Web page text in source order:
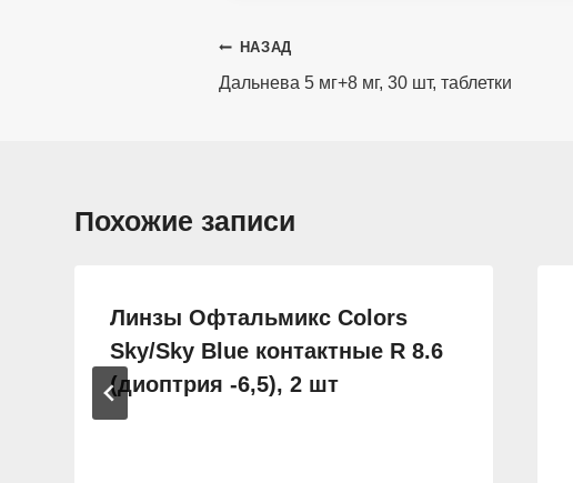
Навигация
по
НАЗАД
Дальнева 5 мг+8 мг, 30 шт, таблетки
Похожие записи
Линзы Офтальмикс Colors
Sky/Sky Blue контактные R 8.6
(диоптрия -6,5), 2 шт